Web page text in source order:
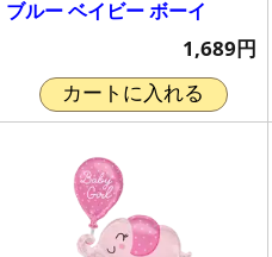
ブルー ベイビー ボーイ
1,689円
カートに入れる